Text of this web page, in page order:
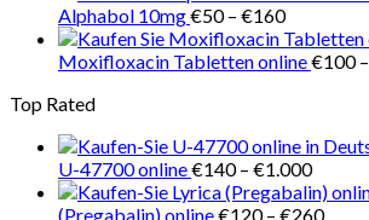
Alphabol 10mg€50 – €160
€50
bis
Moxifloxacin Tabletten online€100 –
Top Rated
U-47700 online€140 – €1.000
€140
bis
(Pregabalin) online€120 – €260